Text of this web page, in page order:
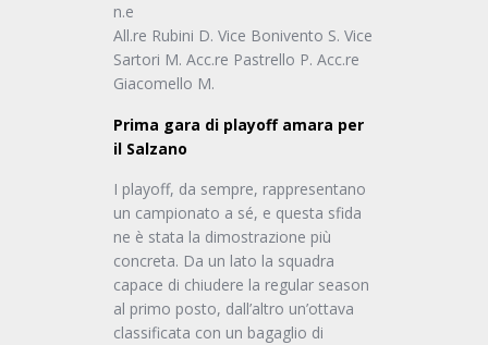
n.e
All.re Rubini D. Vice Bonivento S. Vice
Sartori M. Acc.re Pastrello P. Acc.re
Giacomello M.
Prima gara di playoff amara per
il Salzano
I playoff, da sempre, rappresentano
un campionato a sé, e questa sfida
ne è stata la dimostrazione più
concreta. Da un lato la squadra
capace di chiudere la regular season
al primo posto, dall’altro un’ottava
classificata con un bagaglio di